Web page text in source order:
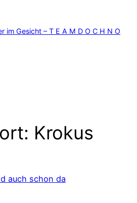
im Gesicht – T E A M D O C H N O
Krokus